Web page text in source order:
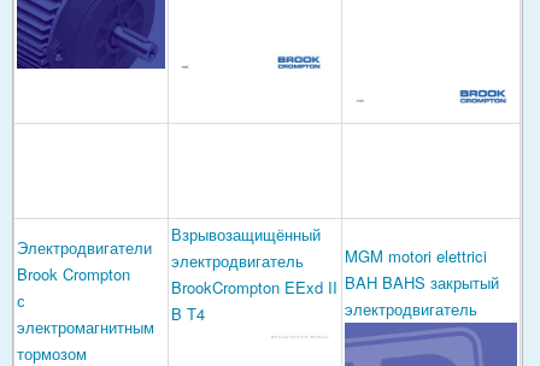
Электродвигатели
Brook Crompton
с
электромагнитным
тормозом
Взрывозащищённый
электродвигатель
BrookCrompton EExd II
B T4
MGM motori elettrici
BAH BAHS закрытый
электродвигатель